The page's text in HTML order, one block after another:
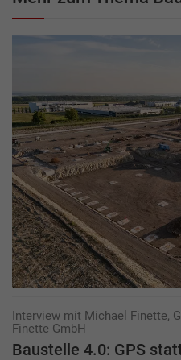
Interview mit Michael Finette,
Finette GmbH
Baustelle 4.0: GPS